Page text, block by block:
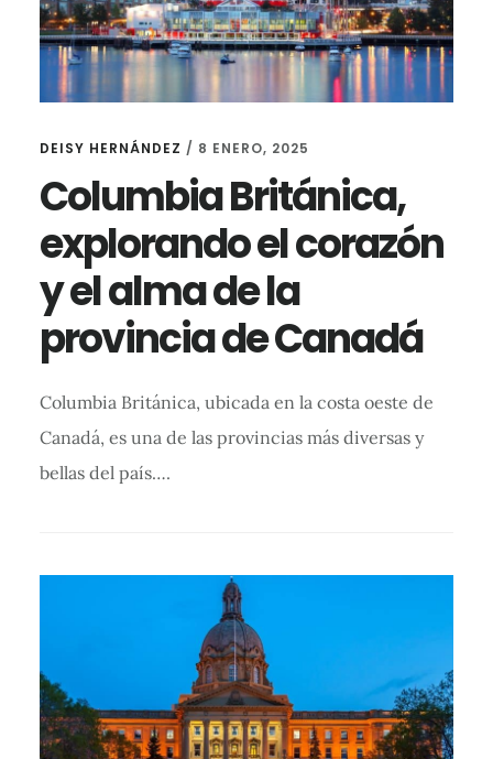
DEISY HERNÁNDEZ / 8 ENERO, 2025
Columbia Británica,
explorando el corazón
y el alma de la
provincia de Canadá
Columbia Británica, ubicada en la costa oeste de
Canadá, es una de las provincias más diversas y
bellas del país….